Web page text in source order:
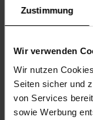
Zustimmung
Wir verwenden
Wir nutzen
Seiten sicher und
von Services
sowie Werbung
Max.
200 mm